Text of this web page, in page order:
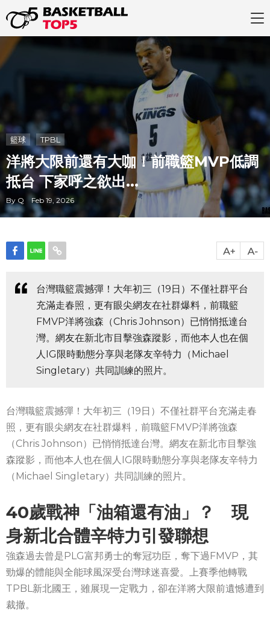
籃球 TPBL
洋將大限前還有大咖！前職籃MVP低調
抵台 下家呼之欲出...
By Q Feb 19, 2026
台灣職籃震撼彈！大年初三（19日）不僅社群平台
充滿走春照，更有眼尖網友在社群爆料，前職籃
FMVP洋將強森（Chris Johnson）已悄悄抵達台
灣。網友在新北市目擊強森蹤影，而他本人也在個
人IG限時動態分享與老隊友辛特力（Michael
Singletary）共同訓練的照片。
台灣職籃震撼彈！大年初三（19日）不僅社群平台充滿走春
照，更有眼尖網友在社群爆料，前職籃FMVP洋將強森
（Chris Johnson）已悄悄抵達台灣。網友在新北市目擊強
森蹤影，而他本人也在個人IG限時動態分享與老隊友辛特力
（Michael Singletary）共同訓練的照片。
40歲戰神「油箱還有油」？ 現
身新北合體辛特力引發聯想
強森過去曾是PLG富邦勇士的奪冠功臣，奪下過FMVP，其
勁爆的體能與全能球風深受台灣球迷喜愛。上賽季他轉戰
TPBL新北國王，雖展現一定戰力，卻在洋將大限前遺憾遭到
裁撤。